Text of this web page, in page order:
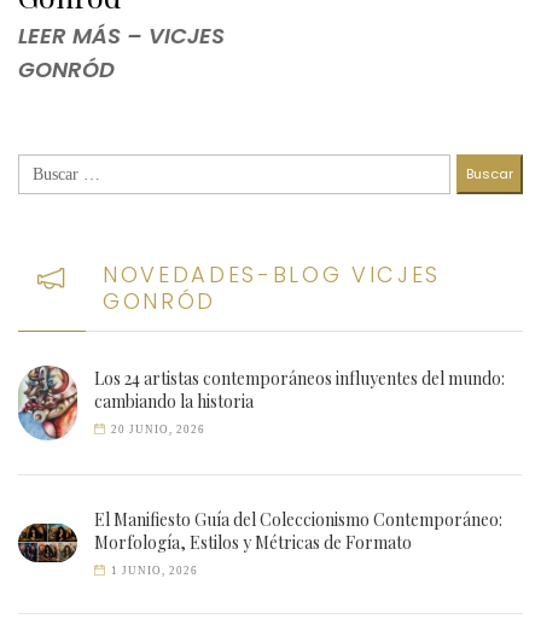
LEER MÁS – VICJES
GONRÓD
Buscar:
NOVEDADES-BLOG VICJES
GONRÓD
Los 24 artistas contemporáneos influyentes del mundo:
cambiando la historia
20 JUNIO, 2026
El Manifiesto Guía del Coleccionismo Contemporáneo:
Morfología, Estilos y Métricas de Formato
1 JUNIO, 2026